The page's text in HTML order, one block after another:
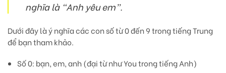
nghĩa là “Anh yêu em”.
Dưới đây là ý nghĩa các con số từ 0 đến 9 trong tiếng Trung
để bạn tham khảo.
Số 0: bạn, em, anh (đại từ như You trong tiếng Anh)